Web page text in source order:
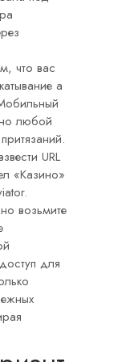
что вас
а
любой
URL
«Казино»
возьмите
для